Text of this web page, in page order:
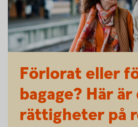
Förlorat eller
bagage? Här är
rättigheter på